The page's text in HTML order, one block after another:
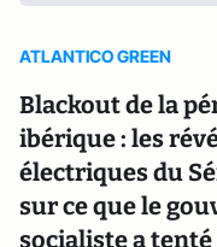
ATLANTICO GREEN
Blackout de la
ibérique : les
électriques du
sur ce que le
socialiste a